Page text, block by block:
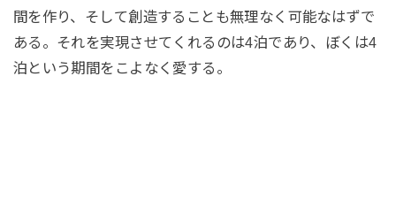
間を作り、そして創造することも無理なく可能なはずで
ある。それを実現させてくれるのは4泊であり、ぼくは4
泊という期間をこよなく愛する。